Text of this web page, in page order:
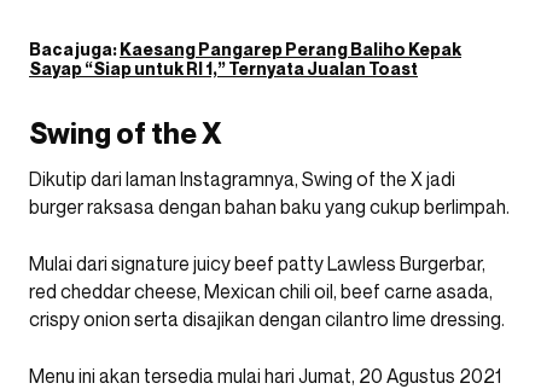
Baca juga:Kaesang Pangarep Perang Baliho Kepak
Sayap “Siap untuk RI 1,” Ternyata Jualan Toast
Swing of the X
Dikutip dari laman Instagramnya, Swing of the X jadi
burger raksasa dengan bahan baku yang cukup berlimpah.
Mulai dari signature juicy beef patty Lawless Burgerbar,
red cheddar cheese, Mexican chili oil, beef carne asada,
crispy onion serta disajikan dengan cilantro lime dressing.
Menu ini akan tersedia mulai hari Jumat, 20 Agustus 2021